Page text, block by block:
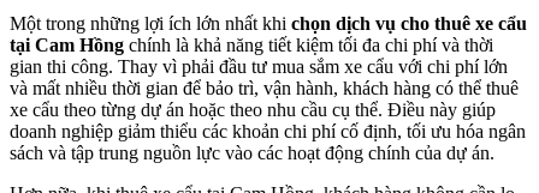
Một trong những lợi ích lớn nhất khi chọn dịch vụ cho thuê xe cẩu
tại Cam Hồng chính là khả năng tiết kiệm tối đa chi phí và thời
gian thi công. Thay vì phải đầu tư mua sắm xe cẩu với chi phí lớn
và mất nhiều thời gian để bảo trì, vận hành, khách hàng có thể thuê
xe cẩu theo từng dự án hoặc theo nhu cầu cụ thể. Điều này giúp
doanh nghiệp giảm thiểu các khoản chi phí cố định, tối ưu hóa ngân
sách và tập trung nguồn lực vào các hoạt động chính của dự án.